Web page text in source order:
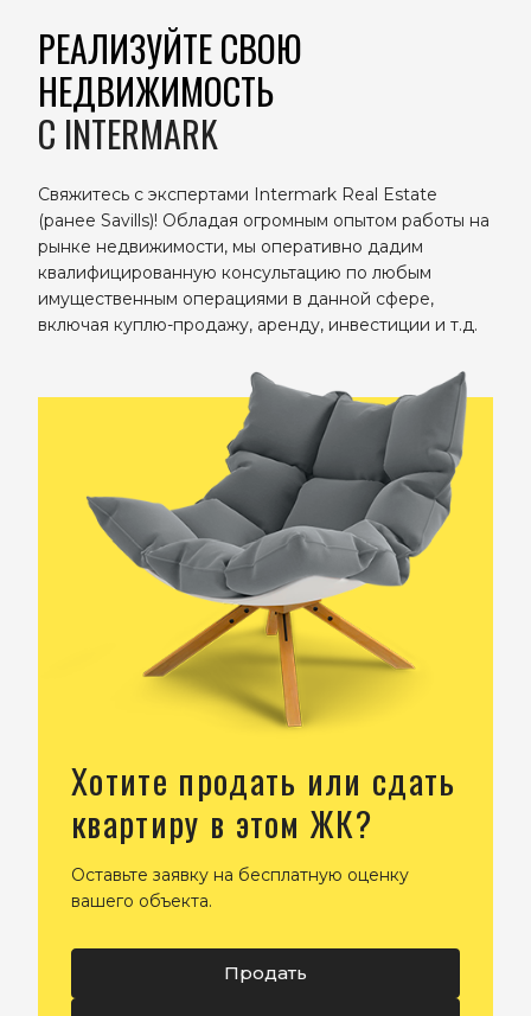
РЕАЛИЗУЙТЕ СВОЮ
НЕДВИЖИМОСТЬ
C INTERMARK
Свяжитесь с экспертами Intermark Real Estate
(ранее Savills)! Обладая огромным опытом работы на
рынке недвижимости, мы оперативно дадим
квалифицированную консультацию по любым
имущественным операциями в данной сфере,
включая куплю-продажу, аренду, инвестиции и т.д.
Хотите продать или сдать
квартиру в этом ЖК?
Оставьте заявку на бесплатную оценку
вашего объекта.
Продать